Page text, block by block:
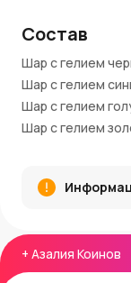
+ Азалия Коинов
просто как
Эффектное
Наполнены
Оформлены
Выполнены из
сохраняют
Купить
доставкой по
Состав
Шар с гелием
Шар с гелием
Шар с гелием
Шар с гелием